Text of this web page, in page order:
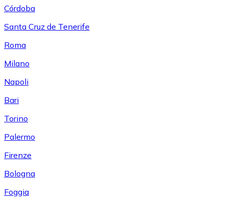
Córdoba
Santa Cruz de Tenerife
Roma
Milano
Napoli
Bari
Torino
Palermo
Firenze
Bologna
Foggia